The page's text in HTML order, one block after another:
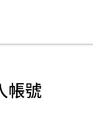
帳號